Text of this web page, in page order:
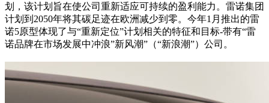
划，该计划旨在使公司重新适应可持续的盈利能力。雷诺集团
计划到2050年将其碳足迹在欧洲减少到零。今年1月推出的雷
诺5原型体现了与“重新定位”计划相关的特征和目标-带有“雷
诺品牌在市场发展中冲浪”新风潮”（“新浪潮”）公司。